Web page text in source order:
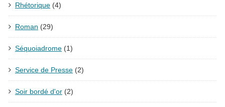
Rhétorique (4)
Roman (29)
Séquoiadrome (1)
Service de Presse (2)
Soir bordé d'or (2)